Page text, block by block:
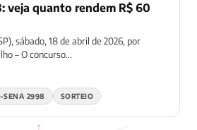
veja quanto rendem R$ 60
sábado, 18 de abril de 2026, por
– O concurso...
SENA 2998 SORTEIO